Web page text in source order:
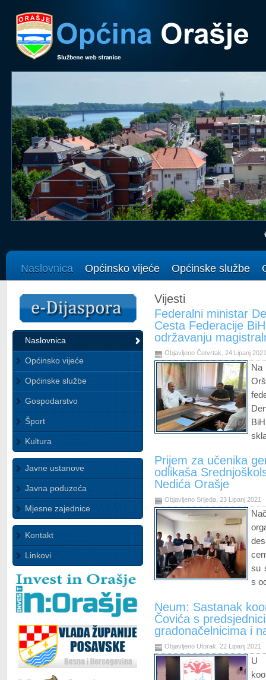
Naslovnica Općinsko vijeće Općinske službe
Naslovnica
Općinsko vijeće
Općinske službe
Gospodarstvo
Šport
Kultura
Javne ustanove
Javna poduzeća
Mjesne zajednice
Kontakt
Linkovi
Vijesti
Federalni ministar
Cesta Federacije
održavanju
Objavljeno Četvrtak, 24 Lipanj
Na
Prijem za učenika
odlikaša
Nedića Orašje
Objavljeno Srijeda, 23 Lipanj 2021
su
s
Neum: Sastanak
Čovića s
gradonačelnicima i
Objavljeno Utorak, 22 Lipanj 2021
U